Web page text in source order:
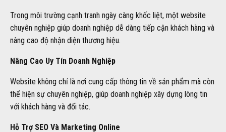
Trong môi trường cạnh tranh ngày càng khốc liệt, một website
chuyên nghiệp giúp doanh nghiệp dễ dàng tiếp cận khách hàng và
nâng cao độ nhận diện thương hiệu.
Nâng Cao Uy Tín Doanh Nghiệp
Website không chỉ là nơi cung cấp thông tin về sản phẩm mà còn
thể hiện sự chuyên nghiệp, giúp doanh nghiệp xây dựng lòng tin
với khách hàng và đối tác.
Hỗ Trợ SEO Và Marketing Online